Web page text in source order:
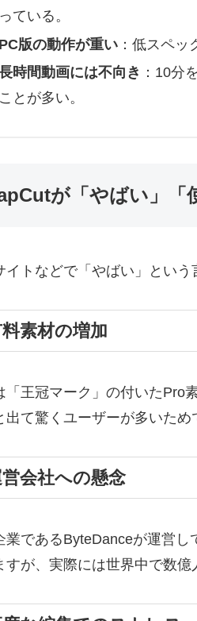
ている。
版の動作が重い：低スペッ
時間動画には不向き ：10分
とが多い。
が「やばい」「
イトなどで「やばい」という
素材の増加
「王冠マーク」の付いたPro
出て驚くユーザーが多いため
会社への懸念
業であるByteDanceが運営
すが、実際には世界中で数億